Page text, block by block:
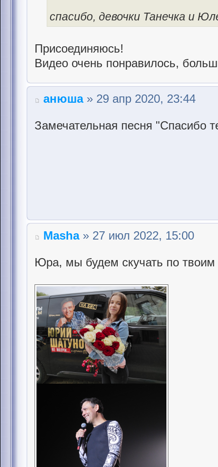
спасибо, девочки Танечка и
Присоединяюсь!
Видео очень понравилось,
анюша» 29 апр 2020, 23:44
Замечательная песня "Спасибо
Masha» 27 июл 2022, 15:00
Юра, мы будем скучать по